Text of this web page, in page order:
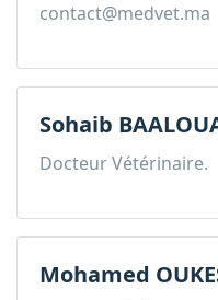
contact@medvet.ma
Sohaib
Docteur Vétérinaire.
Mohamed